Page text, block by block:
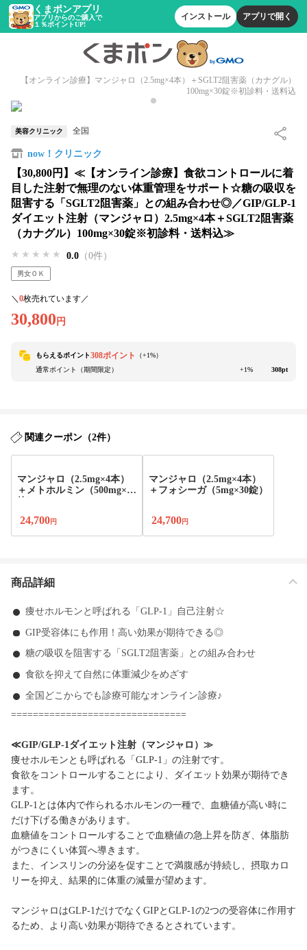
くまポンアプリ
アプリからのご購入で
１％ポイントUP!
インストール アプリで開く
【オンライン診療】マンジャロ（2.5mg×4本）＋SGLT2阻害薬（カナグル）
100mg×30錠※初診料・送料込
美容クリニック 全国
now！クリニック
【30,800円】≪【オンライン診療】食欲コントロールに着
目した注射で無理のない体重管理をサポート☆糖の吸収を
阻害する「SGLT2阻害薬」との組み合わせ◎／GIP/GLP-1
ダイエット注射（マンジャロ）2.5mg×4本＋SGLT2阻害薬
（カナグル）100mg×30錠※初診料・送料込≫
★★★★★
★★★★★
★★★★★ 0.0 （0件）
男女ＯＫ
＼ 0枚売れています／
30,800 円
もらえるポイント308ポイント （+1%）
通常ポイント（期間限定）
+1% 308pt
関連クーポン（2件）
マンジャロ（2.5mg×4本）
＋メトホルミン（500mg×90
24,700円
マンジャロ（2.5mg×4本）
＋フォシーガ（5mg×30錠）
24,700円
商品詳細
痩せホルモンと呼ばれる「GLP-1」自己注射☆
GIP受容体にも作用！高い効果が期待できる◎
糖の吸収を阻害する「SGLT2阻害薬」との組み合わせ
食欲を抑えて自然に体重減少をめざす
全国どこからでも診療可能なオンライン診療♪
================================
≪GIP/GLP-1ダイエット注射（マンジャロ）≫
痩せホルモンとも呼ばれる「GLP-1」の注射です。
食欲をコントロールすることにより、ダイエット効果が期待でき
ます。
GLP-1とは体内で作られるホルモンの一種で、血糖値が高い時に
だけ下げる働きがあります。
血糖値をコントロールすることで血糖値の急上昇を防ぎ、体脂肪
がつきにくい体質へ導きます。
また、インスリンの分泌を促すことで満腹感が持続し、摂取カロ
リーを抑え、結果的に体重の減量が望めます。
マンジャロはGLP-1だけでなくGIPとGLP-1の2つの受容体に作用す
るため、より高い効果が期待できるとされています。